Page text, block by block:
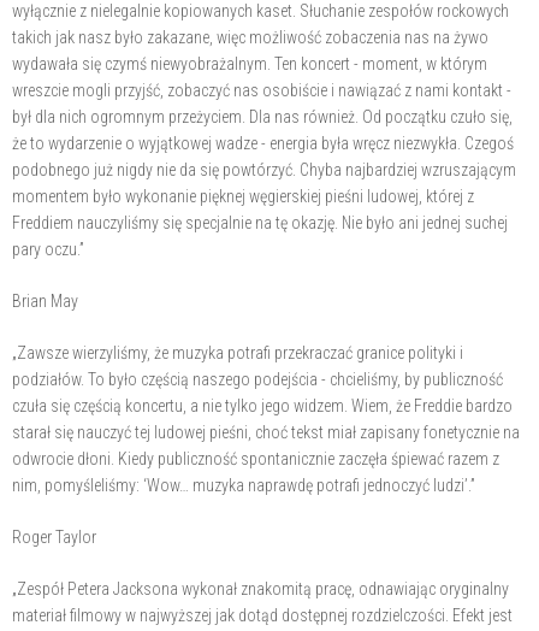
wyłącznie z nielegalnie kopiowanych kaset. Słuchanie zespołów rockowych
takich jak nasz było zakazane, więc możliwość zobaczenia nas na żywo
wydawała się czymś niewyobrażalnym. Ten koncert - moment, w którym
wreszcie mogli przyjść, zobaczyć nas osobiście i nawiązać z nami kontakt -
był dla nich ogromnym przeżyciem. Dla nas również. Od początku czuło się,
że to wydarzenie o wyjątkowej wadze - energia była wręcz niezwykła. Czegoś
podobnego już nigdy nie da się powtórzyć. Chyba najbardziej wzruszającym
momentem było wykonanie pięknej węgierskiej pieśni ludowej, której z
Freddiem nauczyliśmy się specjalnie na tę okazję. Nie było ani jednej suchej
pary oczu.”
Brian May
„Zawsze wierzyliśmy, że muzyka potrafi przekraczać granice polityki i
podziałów. To było częścią naszego podejścia - chcieliśmy, by publiczność
czuła się częścią koncertu, a nie tylko jego widzem. Wiem, że Freddie bardzo
starał się nauczyć tej ludowej pieśni, choć tekst miał zapisany fonetycznie na
odwrocie dłoni. Kiedy publiczność spontanicznie zaczęła śpiewać razem z
nim, pomyśleliśmy: ‘Wow… muzyka naprawdę potrafi jednoczyć ludzi’.”
Roger Taylor
„Zespół Petera Jacksona wykonał znakomitą pracę, odnawiając oryginalny
materiał filmowy w najwyższej jak dotąd dostępnej rozdzielczości. Efekt jest